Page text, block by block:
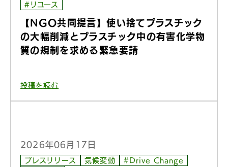
#リユース
【NGO共同提言】使い捨てプラスチック
の大幅削減とプラスチック中の有害化学物
質の規制を求める緊急要請
投稿を読む
2026年06月17日
プレスリリース 気候変動
#Drive Change